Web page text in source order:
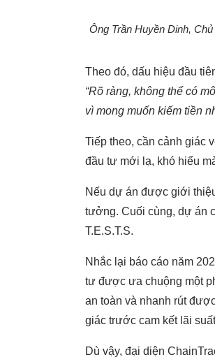
Ông Trần Huyền Dinh,
Theo đó, dấu hiệu đầu
“Rõ ràng, không thể có
vì mong muốn kiếm tiền
Tiếp theo, cần cảnh giác
đầu tư mới lạ, khó hiểu
Nếu dự án được giới
tưởng. Cuối cùng, dự án
T.E.S.T.S.
Nhắc lại báo cáo năm
tư được ưa chuộng một
an toàn và nhanh rút
giác trước cam kết lãi
Dù vậy, đại diện